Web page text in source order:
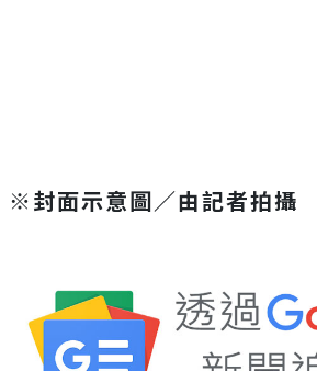
※封面示意圖／由記者拍攝